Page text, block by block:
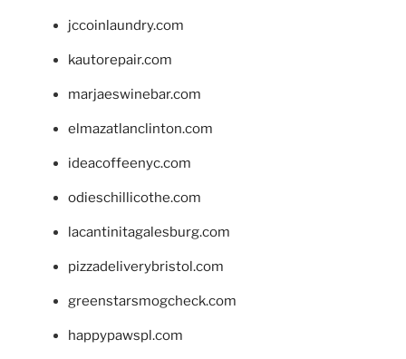
jccoinlaundry.com
kautorepair.com
marjaeswinebar.com
elmazatlanclinton.com
ideacoffeenyc.com
odieschillicothe.com
lacantinitagalesburg.com
pizzadeliverybristol.com
greenstarsmogcheck.com
happypawspl.com